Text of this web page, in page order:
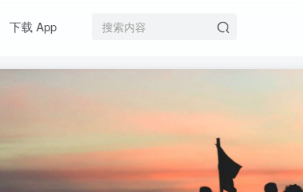
下载 App